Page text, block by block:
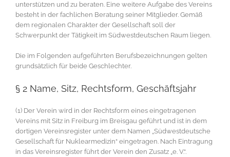
unterstützen und zu beraten. Eine weitere Aufgabe des Vereins
besteht in der fachlichen Beratung seiner Mitglieder. Gemäß
dem regionalen Charakter der Gesellschaft soll der
Schwerpunkt der Tätigkeit im Südwestdeutschen Raum liegen.
Die im Folgenden aufgeführten Berufsbezeichnungen gelten
grundsätzlich für beide Geschlechter.
§ 2 Name, Sitz, Rechtsform, Geschäftsjahr
(1) Der Verein wird in der Rechtsform eines eingetragenen
Vereins mit Sitz in Freiburg im Breisgau geführt und ist in dem
dortigen Vereinsregister unter dem Namen „Südwestdeutsche
Gesellschaft für Nuklearmedizin“ eingetragen. Nach Eintragung
in das Vereinsregister führt der Verein den Zusatz „e. V.“.